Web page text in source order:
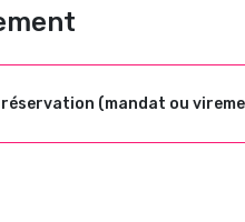
réservation (mandat ou